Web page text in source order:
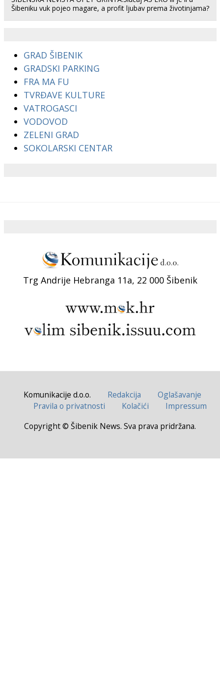
Šibeniku vuk pojeo magare, a profit ljubav prema životinjama?
GRAD ŠIBENIK
GRADSKI PARKING
FRA MA FU
TVRĐAVE KULTURE
VATROGASCI
VODOVOD
ZELENI GRAD
SOKOLARSKI CENTAR
Trg Andrije Hebranga 11a, 22 000 Šibenik
Komunikacije d.o.o. Redakcija
Oglašavanje
Pravila o privatnosti
Kolačići
Impressum
Copyright © Šibenik News. Sva prava pridržana.